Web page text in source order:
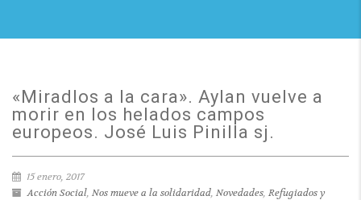
«Miradlos a la cara». Aylan vuelve a
morir en los helados campos
europeos. José Luis Pinilla sj.
15 enero, 2017
Acción Social, Nos mueve a la solidaridad, Novedades, Refugiados y